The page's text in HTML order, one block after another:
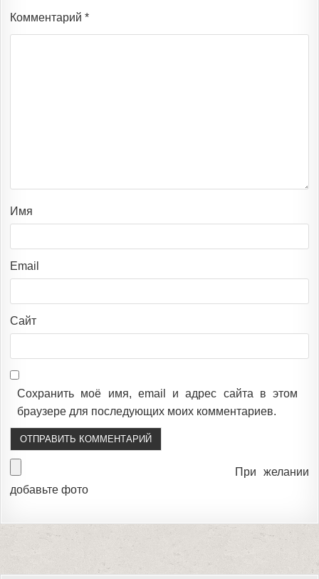
Комментарий *
Имя
Email
Сайт
Сохранить моё имя, email и адрес сайта в этом
браузере для последующих моих комментариев.
При желании
добавьте фото